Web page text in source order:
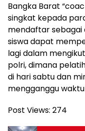
Bangka Barat
singkat kepada
mendaftar sebagai
siswa dapat
lagi dalam
polri, dimana
di hari sabtu dan
mengganggu
Post Views: 274